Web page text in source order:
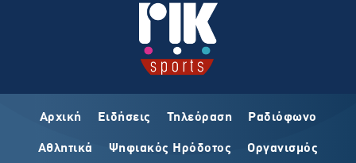
Αρχική Ειδήσεις Τηλεόραση Ραδιόφωνο
Αθλητικά Ψηφιακός Ηρόδοτος Οργανισμός